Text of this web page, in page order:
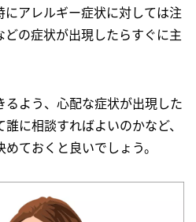
アレルギー症状に対しては注
の症状が出現したらすぐに主
よう、心配な症状が出現した
に相談すればよいのかなど、
ておくと良いでしょう。